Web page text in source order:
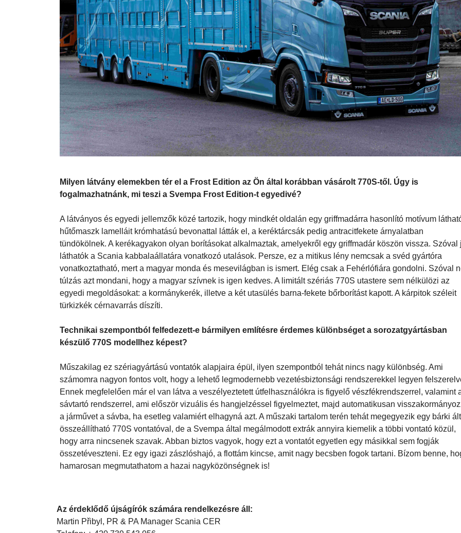
Milyen látvány elemekben tér el a Frost Edition az Ön által korábban vásárolt 770S-től. Úgy is
fogalmazhatnánk, mi teszi a Svempa Frost Edition-t egyedivé?
A látványos és egyedi jellemzők közé tartozik, hogy mindkét oldalán egy griffmadárra hasonlító motívum
hűtőmaszk lamelláit krómhatású bevonattal látták el, a keréktárcsák pedig antracitfekete árnyalatban
tündökölnek. A kerékagyakon olyan borításokat alkalmaztak, amelyekről egy griffmadár köszön vissza. Szóval
láthatók a Scania kabbalaállatára vonatkozó utalások. Persze, ez a mitikus lény nemcsak a svéd gyártóra
vonatkoztatható, mert a magyar monda és mesevilágban is ismert. Elég csak a Fehérlófiára gondolni. Szóval
egyedi megoldásokat: a kormánykerék, illetve a két utasülés barna-fekete bőrborítást kapott. A kárpitok széleit
türkizkék cérnavarrás díszíti.
Technikai szempontból felfedezett-e bármilyen említésre érdemes különbséget a sorozatgyártásban
készülő 770S modellhez képest?
Műszakilag ez szériagyártású vontatók alapjaira épül, ilyen szempontból tehát nincs nagy különbség. Ami
számomra nagyon fontos volt, hogy a lehető legmodernebb vezetésbiztonsági rendszerekkel legyen
Ennek megfelelően már el van látva a veszélyeztetett útfelhasználókra is figyelő vészfékrendszerrel, valamint
sávtartó rendszerrel, ami először vizuális és hangjelzéssel figyelmeztet, majd automatikusan
a járművet a sávba, ha esetleg valamiért elhagyná azt. A műszaki tartalom terén tehát megegyezik egy bárki
összeállítható 770S vontatóval, de a Svempa által megálmodott extrák annyira kiemelik a többi vontató közül,
hogy arra nincsenek szavak. Abban biztos vagyok, hogy ezt a vontatót egyetlen egy másikkal sem fogják